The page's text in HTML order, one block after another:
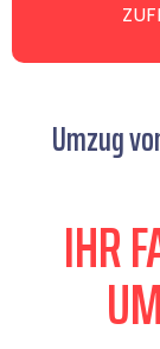
Umzug
IHR